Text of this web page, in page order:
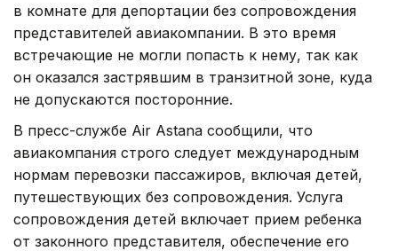
в комнате для депортации без сопровождения
представителей авиакомпании. В это время
встречающие не могли попасть к нему, так как
он оказался застрявшим в транзитной зоне, куда
не допускаются посторонние.
В пресс-службе Air Astana сообщили, что
авиакомпания строго следует международным
нормам перевозки пассажиров, включая детей,
путешествующих без сопровождения. Услуга
сопровождения детей включает прием ребенка
от законного представителя, обеспечение его